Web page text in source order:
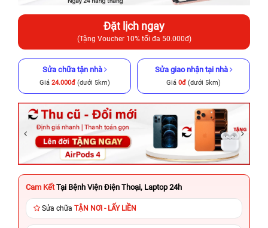
Đặt lịch ngay
(Tặng Voucher 10% tối đa 50.000đ)
Sửa chữa tận nhà
Giá 24.000đ(dưới 5km)
Sửa giao nhận tại nhà
Giá 0đ (dưới 5km)
Cam Kết Tại Bệnh Viện Điện Thoại, Laptop 24h
Sửa chữa TẬN NƠI - LẤY LIỀN